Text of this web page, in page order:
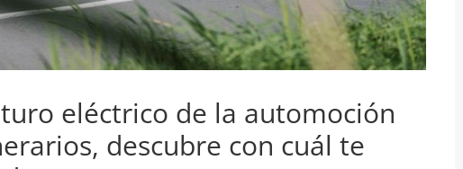
eléctrico de la automoción
descubre con cuál te